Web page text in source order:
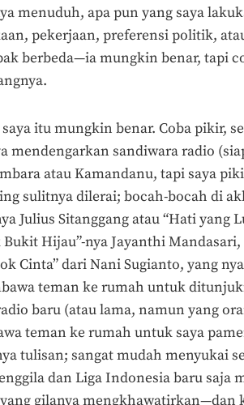
menuduh, apa pun yang saya
pekerjaan, preferensi politik,
berbeda—ia mungkin benar, tapi
itu mungkin benar. Coba pikir,
mendengarkan sandiwara radio
atau Kamandanu, tapi saya
sulitnya dilerai; bocah-bocah di
Julius Sitanggang atau “Hati yang
Bukit Hijau”-nya Jayanthi
Cinta” dari Nani Sugianto, yang
teman ke rumah untuk
baru (atau lama, namun yang
teman ke rumah untuk saya
tulisan; sangat mudah menyukai
dan Liga Indonesia baru saja
gilanya mengkhawatirkan—dan